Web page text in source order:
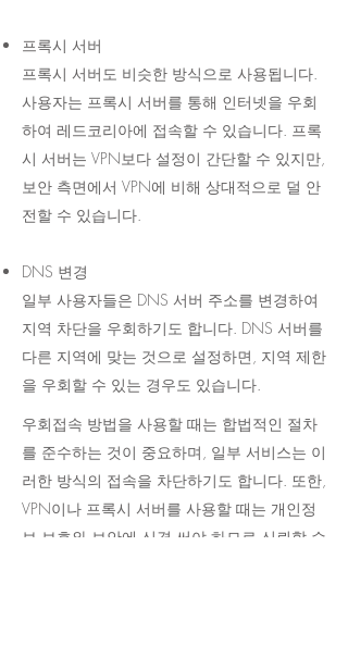
프록시 서버
프록시 서버도 비슷한 방식으로 사용됩니다.
사용자는 프록시 서버를 통해 인터넷을 우회
하여 레드코리아에 접속할 수 있습니다. 프록
시 서버는 VPN보다 설정이 간단할 수 있지만,
보안 측면에서 VPN에 비해 상대적으로 덜 안
전할 수 있습니다.
DNS 변경
일부 사용자들은 DNS 서버 주소를 변경하여
지역 차단을 우회하기도 합니다. DNS 서버를
다른 지역에 맞는 것으로 설정하면, 지역 제한
을 우회할 수 있는 경우도 있습니다.
우회접속 방법을 사용할 때는 합법적인 절차
를 준수하는 것이 중요하며, 일부 서비스는 이
러한 방식의 접속을 차단하기도 합니다. 또한,
VPN이나 프록시 서버를 사용할 때는 개인정
보 보호와 보안에 신경 써야 하므로 신뢰할 수